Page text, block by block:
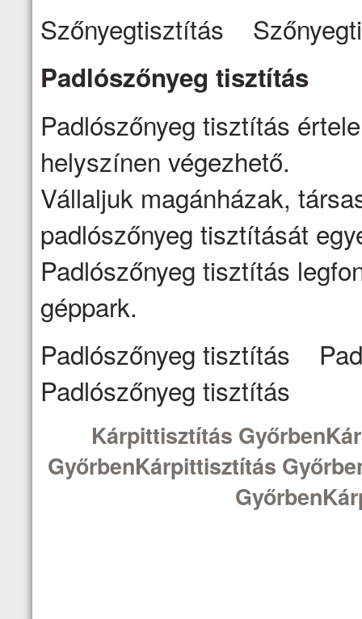
Szőnyegtisztítás
Padlószőnyeg tisztítás
Padlószőnyeg tisztítás
helyszínen végezhető.
Vállaljuk magánházak,
padlószőnyeg tisztítását
Padlószőnyeg tisztítás
géppark.
Padlószőnyeg tisztítás
Padlószőnyeg tisztítás
Kárpittisztítás
GyőrbenKárpittisztítás